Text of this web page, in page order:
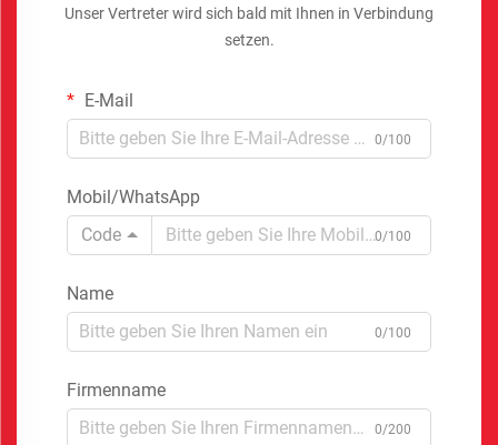
Unser Vertreter wird sich bald mit Ihnen in Verbindung
setzen.
E-Mail
0/100
Mobil/WhatsApp
Code
0/100
Name
0/100
Firmenname
0/200